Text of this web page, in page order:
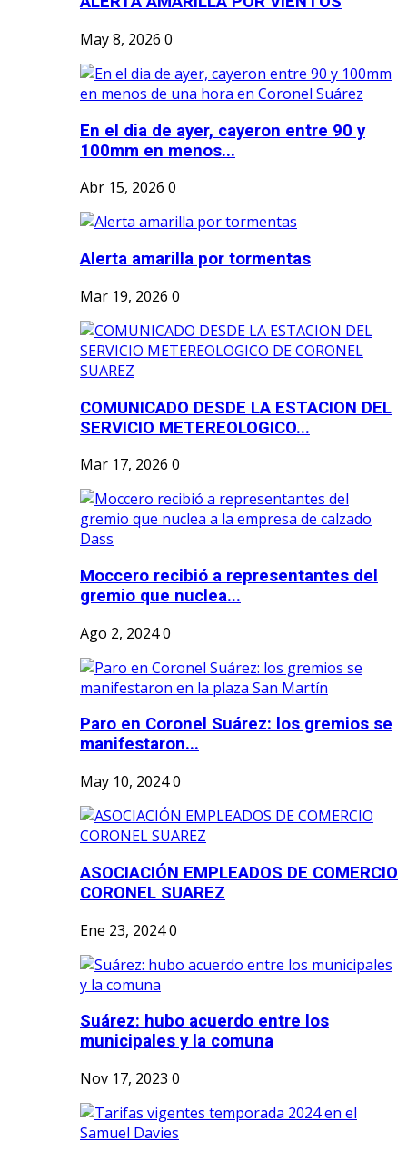
May 8, 2026 0
En el dia de ayer, cayeron entre 90 y
100mm en menos...
Abr 15, 2026 0
Alerta amarilla por tormentas
Mar 19, 2026 0
COMUNICADO DESDE LA ESTACION DEL
SERVICIO METEREOLOGICO...
Mar 17, 2026 0
Moccero recibió a representantes del
gremio que nuclea...
Ago 2, 20240
Paro en Coronel Suárez: los gremios se
manifestaron...
May 10, 20240
ASOCIACIÓN EMPLEADOS DE COMERCIO
CORONEL SUAREZ
Ene 23, 20240
Suárez: hubo acuerdo entre los
municipales y la comuna
Nov 17, 2023 0